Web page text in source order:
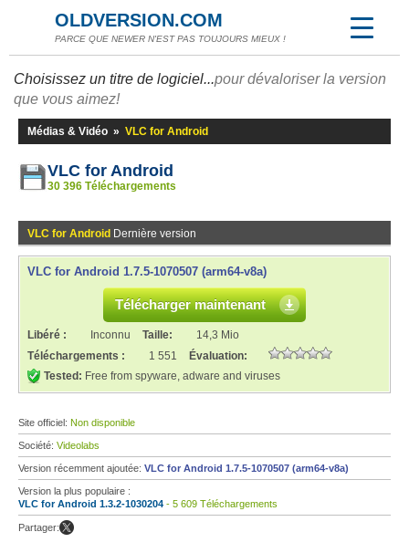
OLDVERSION.COM
PARCE QUE NEWER N'EST PAS TOUJOURS MIEUX !
Choisissez un titre de logiciel...pour dévaloriser la version
que vous aimez!
Médias & Vidéo » VLC for Android
VLC for Android
30 396 Téléchargements
VLC for Android Dernière version
VLC for Android 1.7.5-1070507 (arm64-v8a)
Télécharger maintenant
Libéré : Inconnu Taille:
14,3 Mio
Téléchargements :
1 551
Évaluation:
Tested: Free from spyware, adware and viruses
Site officiel: Non disponible
Société: Videolabs
Version récemment ajoutée: VLC for Android 1.7.5-1070507 (arm64-v8a)
Version la plus populaire :
VLC for Android 1.3.2-1030204 - 5 609 Téléchargements
Partager: